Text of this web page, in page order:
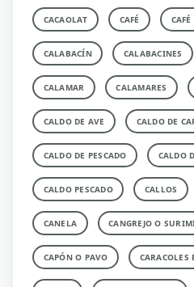
CACAOLAT CAFÉ
CALABACÍN CALABACINES
CALAMAR CALAMARES
CALDO DE AVE CALDO DE
CALDO DE PESCADO CALDO
CALDO PESCADO CALLOS
CANELA CANGREJO O
CAPÓN O PAVO CARACOLES